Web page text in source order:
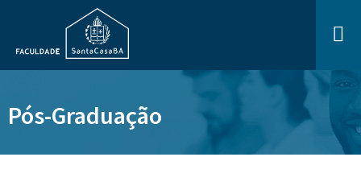
Pós-Graduação